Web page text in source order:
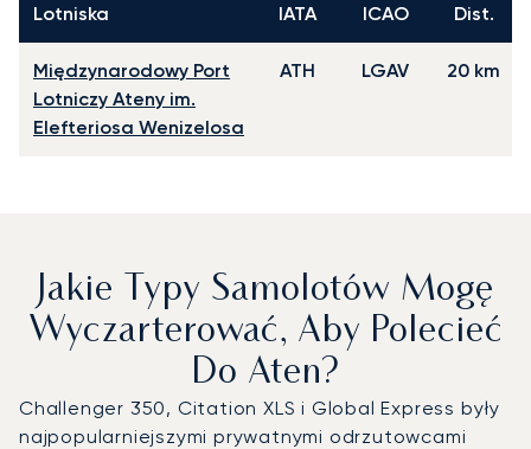
Lotniska IATA ICAO Dist.
Międzynarodowy Port
Lotniczy Ateny im.
Elefteriosa Wenizelosa
ATH LGAV 20 km
Jakie Typy Samolotów Mogę
Wyczarterować, Aby Polecieć
Do Aten?
Challenger 350, Citation XLS i Global Express były
najpopularniejszymi prywatnymi odrzutowcami